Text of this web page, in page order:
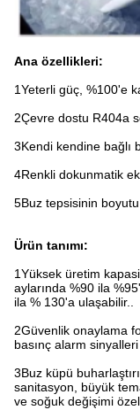
Ana özellikleri:
1Yeterli güç, %100'e
2Çevre dostu R404a
3Kendi kendine bağlı
4Renkli dokunmatik
5Buz tepsisinin
Ürün tanımı:
1Yüksek üretim
aylarında %90 ila
ila % 130'a ulaşabilir..
2Güvenlik onaylama
basınç alarm sinyalleri
3Buz küpü
sanitasyon, büyük
ve soğuk değişimi